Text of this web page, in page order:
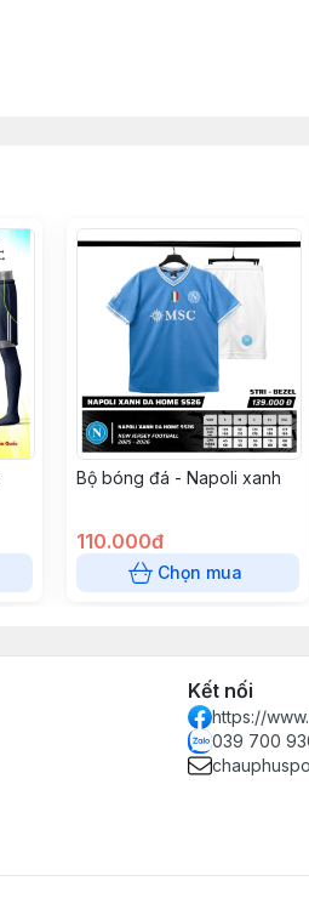
Bộ bóng đá - Napoli xanh
110.000đ
Chọn mua
Kết nối
https://
039 700